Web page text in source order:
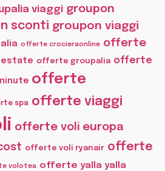
viaggi groupon
sconti groupon viaggi
offerte crocieraonline offerte
offerte groupalia offerte
offerte
spa offerte viaggi
offerte voli europa
offerte voli ryanair offerte
volotea offerte yalla yalla